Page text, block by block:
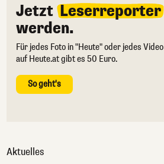
Jetzt Leserreporter
werden.
Für jedes Foto in "Heute" oder jedes Video
auf Heute.at gibt es 50 Euro.
So geht's
Aktuelles